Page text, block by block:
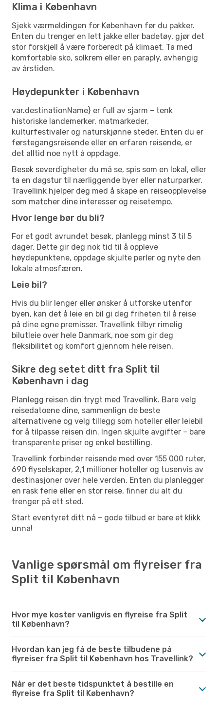
Klima i København
Sjekk værmeldingen for København før du pakker.
Enten du trenger en lett jakke eller badetøy, gjør det
stor forskjell å være forberedt på klimaet. Ta med
komfortable sko, solkrem eller en paraply, avhengig
av årstiden.
Høydepunkter i København
var.destinationName} er full av sjarm – tenk
historiske landemerker, matmarkeder,
kulturfestivaler og naturskjønne steder. Enten du er
førstegangsreisende eller en erfaren reisende, er
det alltid noe nytt å oppdage.
Besøk severdigheter du må se, spis som en lokal, eller
ta en dagstur til nærliggende byer eller naturparker.
Travellink hjelper deg med å skape en reiseopplevelse
som matcher dine interesser og reisetempo.
Hvor lenge bør du bli?
For et godt avrundet besøk, planlegg minst 3 til 5
dager. Dette gir deg nok tid til å oppleve
høydepunktene, oppdage skjulte perler og nyte den
lokale atmosfæren.
Leie bil?
Hvis du blir lenger eller ønsker å utforske utenfor
byen, kan det å leie en bil gi deg friheten til å reise
på dine egne premisser. Travellink tilbyr rimelig
bilutleie over hele Danmark, noe som gir deg
fleksibilitet og komfort gjennom hele reisen.
Sikre deg setet ditt fra Split til
København i dag
Planlegg reisen din trygt med Travellink. Bare velg
reisedatoene dine, sammenlign de beste
alternativene og velg tillegg som hoteller eller leiebil
for å tilpasse reisen din. Ingen skjulte avgifter – bare
transparente priser og enkel bestilling.
Travellink forbinder reisende med over 155 000 ruter,
690 flyselskaper, 2,1 millioner hoteller og tusenvis av
destinasjoner over hele verden. Enten du planlegger
en rask ferie eller en stor reise, finner du alt du
trenger på ett sted.
Start eventyret ditt nå – gode tilbud er bare et klikk
unna!
Vanlige spørsmål om flyreiser fra
Split til København
Hvor mye koster vanligvis en flyreise fra Split
til København?
Hvordan kan jeg få de beste tilbudene på
flyreiser fra Split til København hos Travellink?
Når er det beste tidspunktet å bestille en
flyreise fra Split til København?